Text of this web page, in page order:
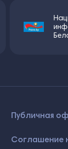
Публичная
Соглашение